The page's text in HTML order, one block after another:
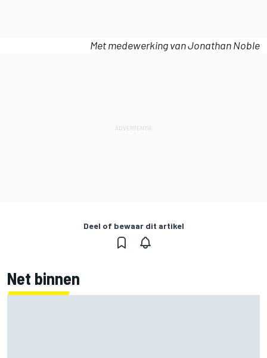
Met medewerking van Jonathan Noble
Deel of bewaar dit artikel
Net binnen